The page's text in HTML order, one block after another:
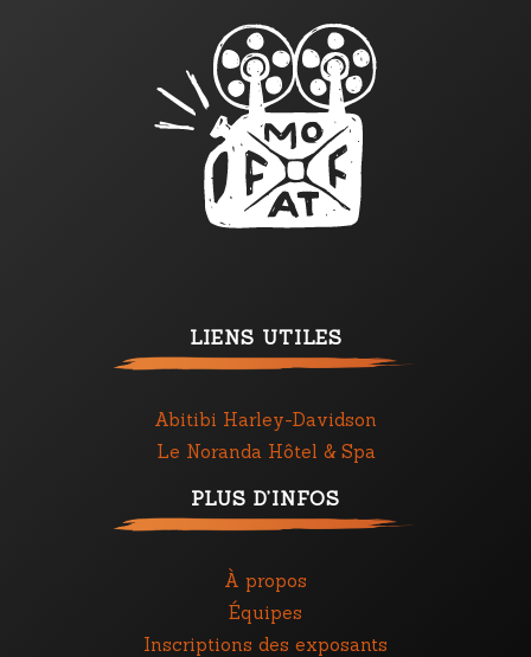
LIENS UTILES
Abitibi Harley-Davidson
Le Noranda Hôtel & Spa
PLUS D’INFOS
À propos
Équipes
Inscriptions des exposants